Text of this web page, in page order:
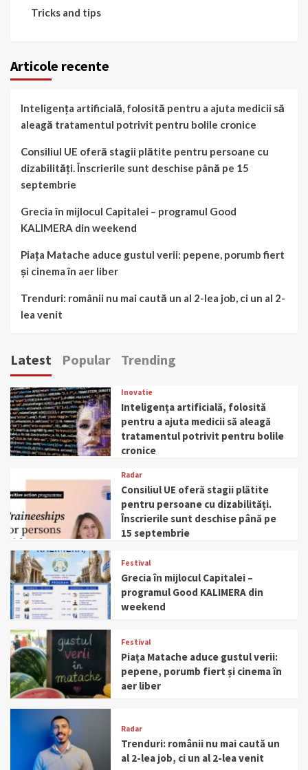
Tricks and tips
Articole recente
Inteligența artificială, folosită pentru a ajuta medicii să
aleagă tratamentul potrivit pentru bolile cronice
Consiliul UE oferă stagii plătite pentru persoane cu
dizabilități. Înscrierile sunt deschise până pe 15
septembrie
Grecia în mijlocul Capitalei – programul Good
KALIMERA din weekend
Piața Matache aduce gustul verii: pepene, porumb fiert
și cinema în aer liber
Trenduri: românii nu mai caută un al 2-lea job, ci un al 2-
lea venit
Latest Popular Trending
Inovatie
Inteligența artificială, folosită
pentru a ajuta medicii să aleagă
tratamentul potrivit pentru bolile
cronice
Radar
Consiliul UE oferă stagii plătite
pentru persoane cu dizabilități.
Înscrierile sunt deschise până pe
15 septembrie
Festival
Grecia în mijlocul Capitalei –
programul Good KALIMERA din
weekend
Festival
Piața Matache aduce gustul verii:
pepene, porumb fiert și cinema în
aer liber
Radar
Trenduri: românii nu mai caută un
al 2-lea job, ci un al 2-lea venit